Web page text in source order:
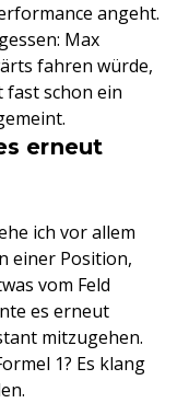
angeht.
Max
fahren würde,
fast schon ein
erneut
ich vor allem
einer Position,
vom Feld
es erneut
mitzugehen.
1? Es klang